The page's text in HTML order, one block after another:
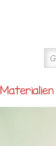
Materialien